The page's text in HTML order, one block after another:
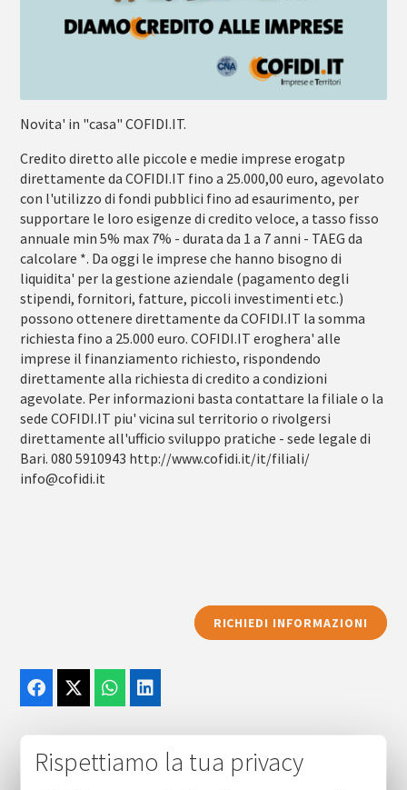
Novita' in "casa" COFIDI.IT.
Credito diretto alle piccole e medie imprese erogatp
direttamente da COFIDI.IT fino a 25.000,00 euro, agevolato
con l'utilizzo di fondi pubblici fino ad esaurimento, per
supportare le loro esigenze di credito veloce, a tasso fisso
annuale min 5% max 7% - durata da 1 a 7 anni - TAEG da
calcolare *. Da oggi le imprese che hanno bisogno di
liquidita' per la gestione aziendale (pagamento degli
stipendi, fornitori, fatture, piccoli investimenti etc.)
possono ottenere direttamente da COFIDI.IT la somma
richiesta fino a 25.000 euro. COFIDI.IT eroghera' alle
imprese il finanziamento richiesto, rispondendo
direttamente alla richiesta di credito a condizioni
agevolate. Per informazioni basta contattare la filiale o la
sede COFIDI.IT piu' vicina sul territorio o rivolgersi
direttamente all'ufficio sviluppo pratiche - sede legale di
Bari. 080 5910943 http://www.cofidi.it/it/filiali/
info@cofidi.it
RICHIEDI INFORMAZIONI
Rispettiamo la tua privacy